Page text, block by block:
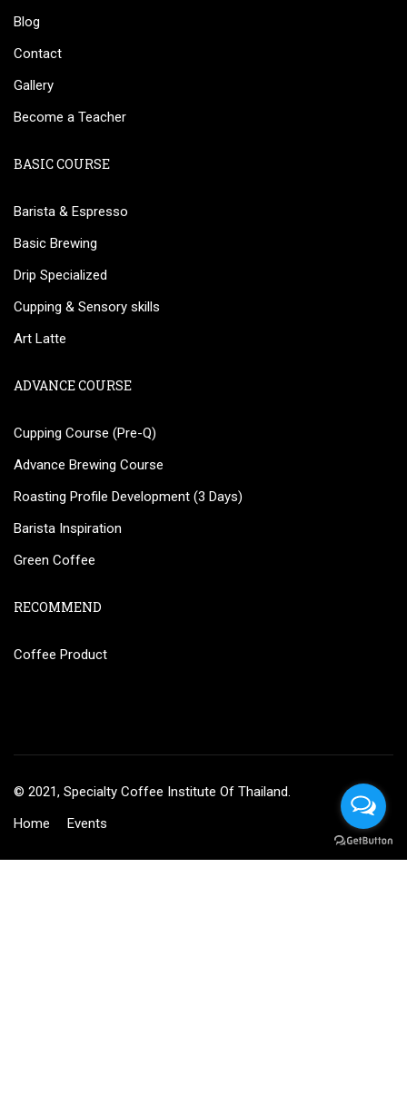
Blog
Contact
Gallery
Become a Teacher
BASIC COURSE
Barista & Espresso
Basic Brewing
Drip Specialized
Cupping & Sensory skills
Art Latte
ADVANCE COURSE
Cupping Course (Pre-Q)
Advance Brewing Course
Roasting Profile Development (3 Days)
Barista Inspiration
Green Coffee
RECOMMEND
Coffee Product
© 2021, Specialty Coffee Institute Of Thailand.
Home
Events